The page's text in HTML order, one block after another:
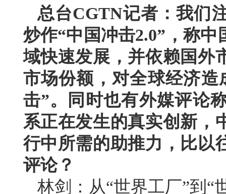
总台CGTN记者：我们
炒作“中国冲击2.0”，称
域快速发展，并依赖国外
市场份额，对全球经济
击”。同时也有外媒评论
系正在发生的真实创新，
行中所需的助推力，比以
评论？
林剑：从“世界工厂”到“